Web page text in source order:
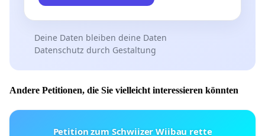
Deine Daten bleiben deine Daten
Datenschutz durch Gestaltung
Andere Petitionen, die Sie vielleicht interessieren könnten
Petition zum Schwiizer Wiibau rette